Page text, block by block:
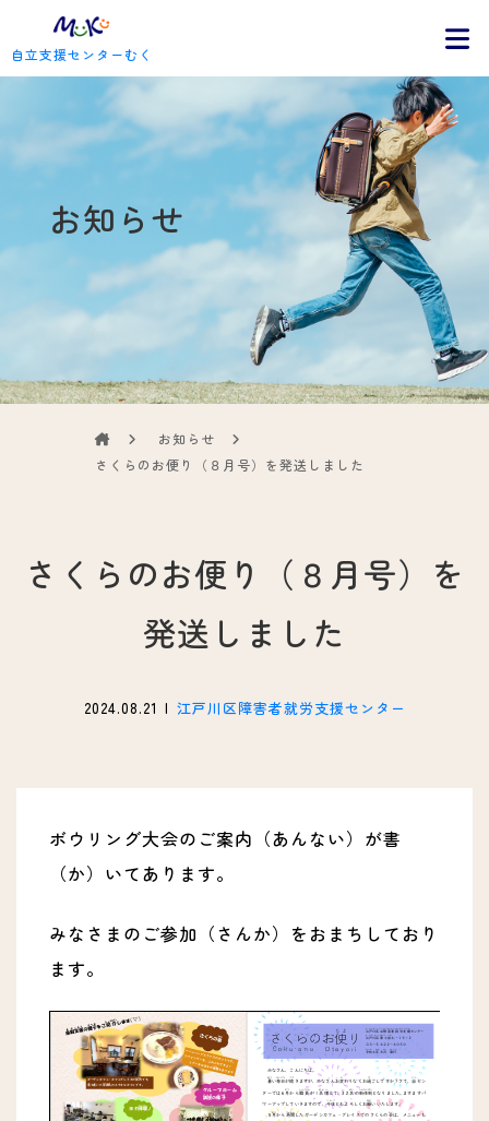
自立支援センターむく
お知らせ
お知らせ
さくらのお便り（８月号）を発送しました
さくらのお便り（８月号）を
発送しました
2024.08.21 江戸川区障害者就労支援センター
ボウリング大会のご案内（あんない）が書
（か）いてあります。
みなさまのご参加（さんか）をおまちしており
ます。